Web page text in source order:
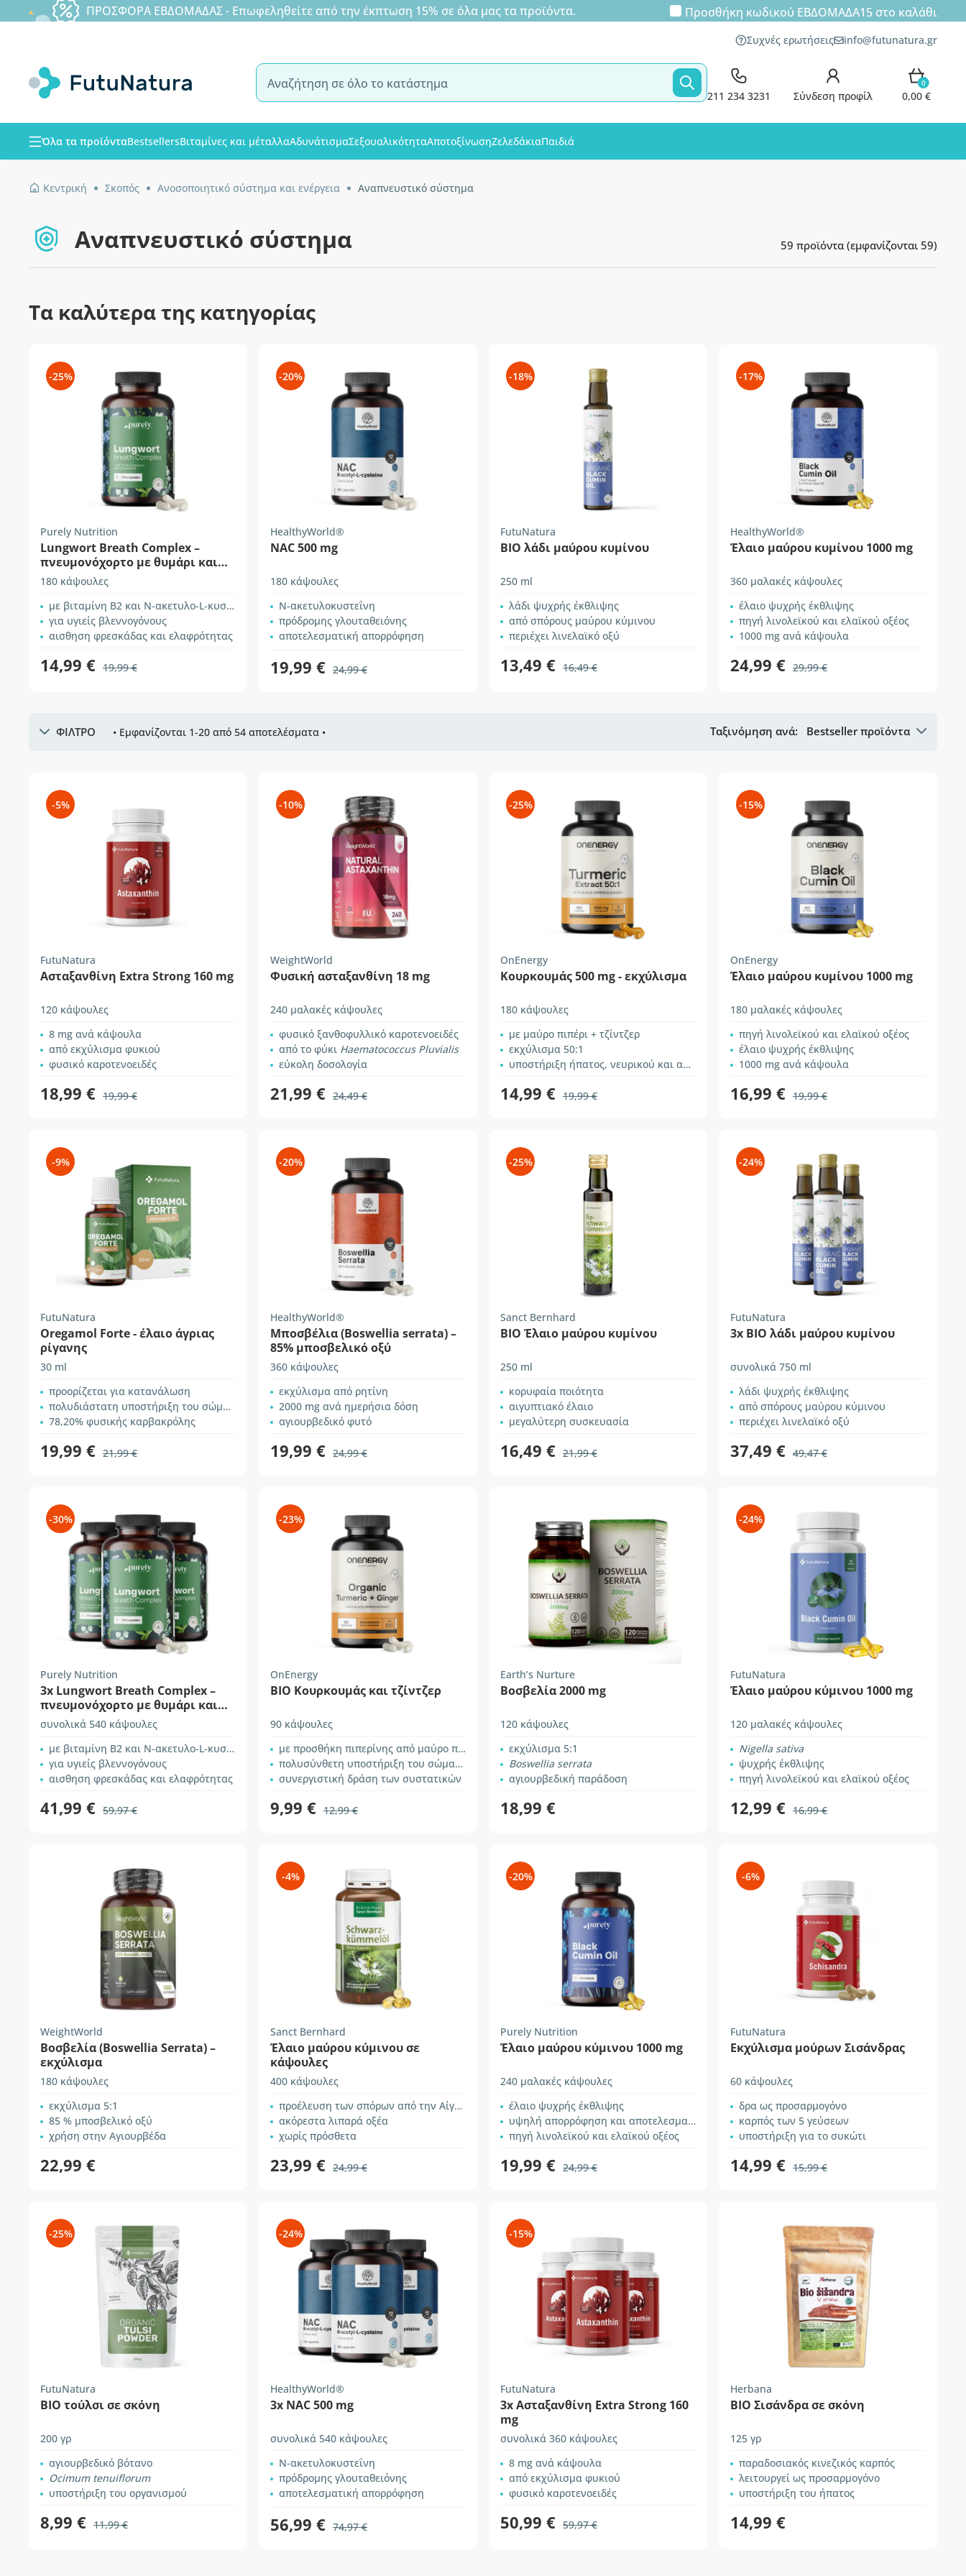
ΠΡΟΣΦΟΡΑ ΕΒΔΟΜΑΔΑΣ - Επωφεληθείτε από την έκπτωση 15% σε όλα μας τα προϊόντα. Προσθήκη κωδικού ΕΒΔΟΜΑΔΑ15στο καλάθι
Συχνές ερωτήσεις info@futunatura.gr
211 234 3231 Σύνδεση προφίλ
0
0,00 €
Όλα τα προϊόνταBestsellersΒιταμίνες και μέταλλαΑδυνάτισμαΣεξουαλικότηταΑποτοξίνωσηΖελεδάκιαΠαιδιά
Κεντρική Σκοπός Ανοσοποιητικό σύστημα και ενέργεια Αναπνευστικό σύστημα
Αναπνευστικό σύστημα 59 προϊόντα (εμφανίζονται 59)
Τα καλύτερα της κατηγορίας
-25%
Purely Nutrition
Lungwort Breath Complex –
πνευμονόχορτο με θυμάρι και
ευκάλυπτο
180 κάψουλες
με βιταμίνη B2 και N-ακετυλο-L-κυστεΐνη
για υγιείς βλεννογόνους
αισθηση φρεσκάδας και ελαφρότητας
14,99 € 19,99 €
-20%
HealthyWorld®
NAC 500 mg
180 κάψουλες
Ν-ακετυλοκυστεΐνη
πρόδρομης γλουταθειόνης
αποτελεσματική απορρόφηση
19,99 € 24,99 €
-18%
FutuNatura
ΒΙΟ λάδι μαύρου κυμίνου
250 ml
λάδι ψυχρής έκθλιψης
από σπόρους μαύρου κύμινου
περιέχει λινελαϊκό οξύ
13,49 € 16,49 €
-17%
HealthyWorld®
Έλαιο μαύρου κυμίνου 1000 mg
360 μαλακές κάψουλες
έλαιο ψυχρής έκθλιψης
πηγή λινολεϊκού και ελαϊκού οξέος
1000 mg ανά κάψουλα
24,99 € 29,99 €
ΦΙΛΤΡΟ • Εμφανίζονται 1-20 από 54 αποτελέσματα • Ταξινόμηση ανά: Bestseller προϊόντα
-5%
FutuNatura
Ασταξανθίνη Extra Strong 160 mg
120 κάψουλες
8 mg ανά κάψουλα
από εκχύλισμα φυκιού
φυσικό καροτενοειδές
18,99 € 19,99 €
-10%
WeightWorld
Φυσική ασταξανθίνη 18 mg
240 μαλακές κάψουλες
φυσικό ξανθοφυλλικό καροτενοειδές
από το φύκι Haematococcus Pluvialis
εύκολη δοσολογία
21,99 € 24,49 €
-25%
OnEnergy
Κουρκουμάς 500 mg - εκχύλισμα
180 κάψουλες
με μαύρο πιπέρι + τζίντζερ
εκχύλισμα 50:1
υποστήριξη ήπατος, νευρικού και αναπνευστικού συστήματος, κ.λπ.
14,99 € 19,99 €
-15%
OnEnergy
Έλαιο μαύρου κυμίνου 1000 mg
180 μαλακές κάψουλες
πηγή λινολεϊκού και ελαϊκού οξέος
έλαιο ψυχρής έκθλιψης
1000 mg ανά κάψουλα
16,99 € 19,99 €
-9%
FutuNatura
Oregamol Forte - έλαιο άγριας
ρίγανης
30 ml
προορίζεται για κατανάλωση
πολυδιάστατη υποστήριξη του σώματος
78,20% φυσικής καρβακρόλης
19,99 € 21,99 €
-20%
HealthyWorld®
Μποσβέλια (Boswellia serrata) –
85% μποσβελικό οξύ
360 κάψουλες
εκχύλισμα από ρητίνη
2000 mg ανά ημερήσια δόση
αγιουρβεδικό φυτό
19,99 € 24,99 €
-25%
Sanct Bernhard
BIO Έλαιο μαύρου κυμίνου
250 ml
κορυφαία ποιότητα
αιγυπτιακό έλαιο
μεγαλύτερη συσκευασία
16,49 € 21,99 €
-24%
FutuNatura
3x ΒΙΟ λάδι μαύρου κυμίνου
συνολικά 750 ml
λάδι ψυχρής έκθλιψης
από σπόρους μαύρου κύμινου
περιέχει λινελαϊκό οξύ
37,49 € 49,47 €
-30%
Purely Nutrition
3x Lungwort Breath Complex –
πνευμονόχορτο με θυμάρι και
ευκάλυπτο
συνολικά 540 κάψουλες
με βιταμίνη B2 και N-ακετυλο-L-κυστεΐνη
για υγιείς βλεννογόνους
αισθηση φρεσκάδας και ελαφρότητας
41,99 € 59,97 €
-23%
OnEnergy
BIO Κουρκουμάς και τζίντζερ
90 κάψουλες
με προσθήκη πιπερίνης από μαύρο πιπέρι
πολυσύνθετη υποστήριξη του σώματος
συνεργιστική δράση των συστατικών
9,99 € 12,99 €
Earth’s Nurture
Βοσβελία 2000 mg
120 κάψουλες
εκχύλισμα 5:1
Boswellia serrata
αγιουρβεδική παράδοση
18,99 €
-24%
FutuNatura
Έλαιο μαύρου κύμινου 1000 mg
120 μαλακές κάψουλες
Nigella sativa
ψυχρής έκθλιψης
πηγή λινολεϊκού και ελαϊκού οξέος
12,99 € 16,99 €
WeightWorld
Βοσβελία (Boswellia Serrata) –
εκχύλισμα
180 κάψουλες
εκχύλισμα 5:1
85 % μποσβελικό οξύ
χρήση στην Αγιουρβέδα
22,99 €
-4%
Sanct Bernhard
Έλαιο μαύρου κύμινου σε
κάψουλες
400 κάψουλες
προέλευση των σπόρων από την Αίγυπτο
ακόρεστα λιπαρά οξέα
χωρίς πρόσθετα
23,99 € 24,99 €
-20%
Purely Nutrition
Έλαιο μαύρου κύμινου 1000 mg
240 μαλακές κάψουλες
έλαιο ψυχρής έκθλιψης
υψηλή απορρόφηση και αποτελεσματικότητα
πηγή λινολεϊκού και ελαϊκού οξέος
19,99 € 24,99 €
-6%
FutuNatura
Εκχύλισμα μούρων Σισάνδρας
60 κάψουλες
δρα ως προσαρμογόνο
καρπός των 5 γεύσεων
υποστήριξη για το συκώτι
14,99 € 15,99 €
-25%
FutuNatura
ΒΙΟ τούλσι σε σκόνη
200 γρ
αγιουρβεδικό βότανο
Ocimum tenuiflorum
υποστήριξη του οργανισμού
8,99 € 11,99 €
-24%
HealthyWorld®
3x NAC 500 mg
συνολικά 540 κάψουλες
Ν-ακετυλοκυστεΐνη
πρόδρομης γλουταθειόνης
αποτελεσματική απορρόφηση
56,99 € 74,97 €
-15%
FutuNatura
3x Ασταξανθίνη Extra Strong 160
mg
συνολικά 360 κάψουλες
8 mg ανά κάψουλα
από εκχύλισμα φυκιού
φυσικό καροτενοειδές
50,99 € 59,97 €
Herbana
BIO Σισάνδρα σε σκόνη
125 γρ
παραδοσιακός κινεζικός καρπός
λειτουργεί ως προσαρμογόνο
υποστήριξη του ήπατος
14,99 €